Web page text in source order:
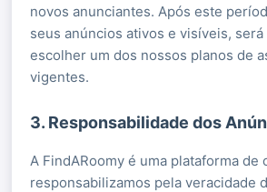
novos anunciantes. Após este
seus anúncios ativos e visíveis,
escolher um dos nossos planos de
vigentes.
3. Responsabilidade dos
A FindARoomy é uma plataforma de
responsabilizamos pela veracidade